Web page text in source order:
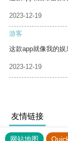
2023-12-19
游客
这款app就像我的娱
2023-12-19
友情链接
网站地图